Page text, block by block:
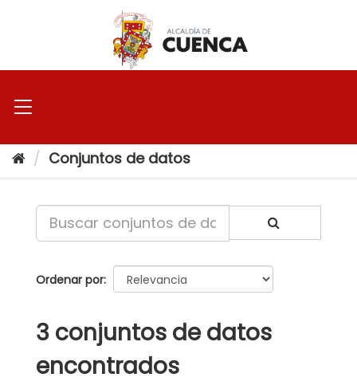
Conjuntos de datos
Ordenar por
3 conjuntos de datos
encontrados